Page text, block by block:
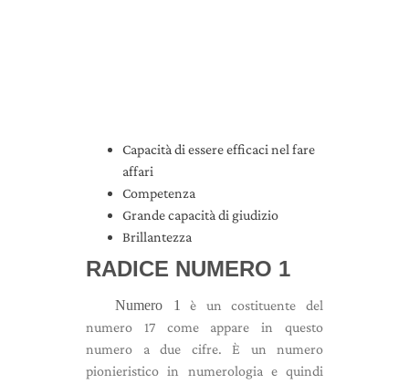
Capacità di essere efficaci nel fare
affari
Competenza
Grande capacità di giudizio
Brillantezza
RADICE NUMERO 1
Numero 1
è un costituente del
numero 17 come appare in questo
numero a due cifre. È un numero
pionieristico in numerologia e quindi